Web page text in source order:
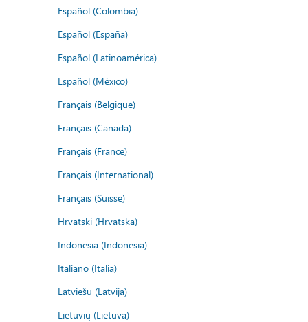
Español (Colombia)
Español (España)
Español (Latinoamérica)
Español (México)
Français (Belgique)
Français (Canada)
Français (France)
Français (International)
Français (Suisse)
Hrvatski (Hrvatska)
Indonesia (Indonesia)
Italiano (Italia)
Latviešu (Latvija)
Lietuvių (Lietuva)